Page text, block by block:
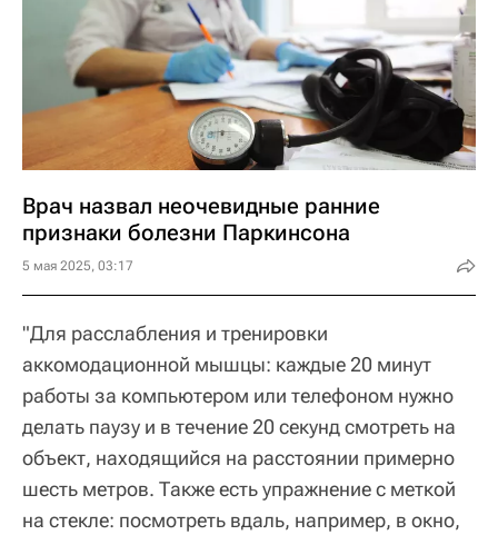
Врач назвал неочевидные ранние
признаки болезни Паркинсона
5 мая 2025, 03:17
"Для расслабления и тренировки
аккомодационной мышцы: каждые 20 минут
работы за компьютером или телефоном нужно
делать паузу и в течение 20 секунд смотреть на
объект, находящийся на расстоянии примерно
шесть метров. Также есть упражнение с меткой
на стекле: посмотреть вдаль, например, в окно,